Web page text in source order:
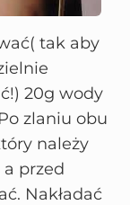
tak aby
20g wody
zlaniu obu
należy
przed
Nakładać